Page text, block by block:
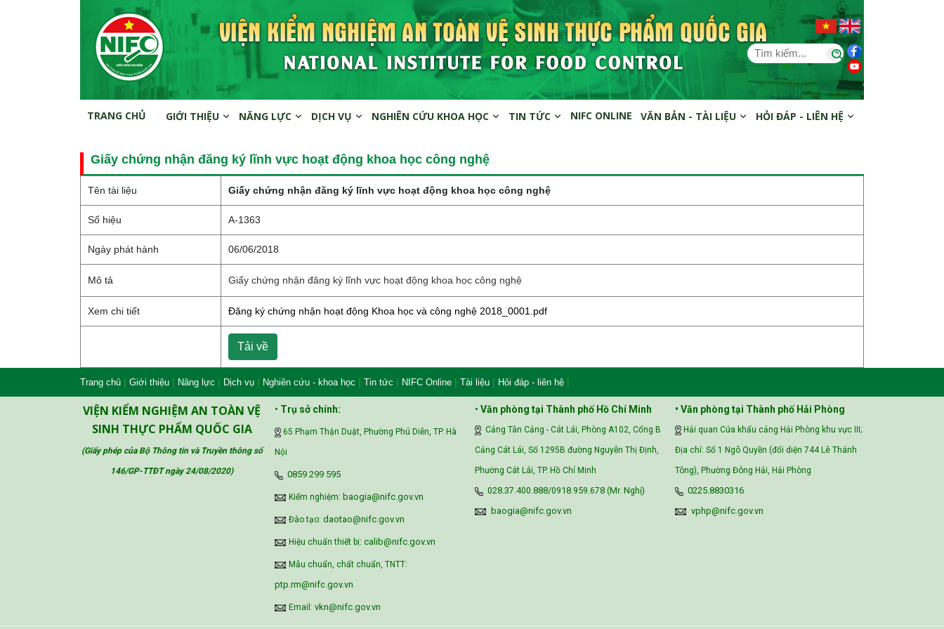
TRANG CHỦ GIỚI THIỆU NĂNG LỰC DỊCH VỤ NGHIÊN CỨU KHOA HỌC TIN TỨC NIFC ONLINE VĂN BẢN - TÀI LIỆU HỎI ĐÁP - LIÊN HỆ
Giấy chứng nhận đăng ký lĩnh vực hoạt động khoa học công nghệ
Tên tài liệu Giấy chứng nhận đăng ký lĩnh vực hoạt động khoa học công nghệ
Số hiệu A-1363
Ngày phát hành 06/06/2018
Mô tả Giấy chứng nhận đăng ký lĩnh vực hoạt động khoa học công nghệ
Xem chi tiết Đăng ký chứng nhận hoạt động Khoa học và công nghệ 2018_0001.pdf
Tải về
Trang chủ | Giới thiệu | Năng lực | Dịch vụ | Nghiên cứu - khoa học | Tin tức | NIFC Online | Tài liệu | Hỏi đáp - liên hệ |
VIỆN KIỂM NGHIỆM AN TOÀN VỆ
SINH THỰC PHẨM QUỐC GIA
(Giấy phép của Bộ Thông tin và Truyền thông số
146/GP-TTĐT ngày 24/08/2020)
• Trụ sở chính:
65 Phạm Thận Duật, Phường Phú Diễn, TP. Hà
Nội
‪0859 299 595‬
Kiểm nghiệm: baogia@nifc.gov.vn
Đào tạo: daotao@nifc.gov.vn
Hiệu chuẩn thiết bị: calib@nifc.gov.vn
Mẫu chuẩn, chất chuẩn, TNTT:
ptp.rm@nifc.gov.vn
Email: vkn@nifc.gov.vn
• Văn phòng tại Thành phố Hồ Chí Minh
Cảng Tân Cảng - Cát Lái, Phòng A102, Cổng B
Cảng Cát Lái, Số 1295B đường Nguyễn Thị Định,
Phường Cát Lái, TP. Hồ Chí Minh
028.37.400.888/0918.959.678 (Mr. Nghị)
baogia@nifc.gov.vn
• Văn phòng tại Thành phố Hải Phòng
Hải quan Cửa khẩu cảng Hải Phòng khu vực III;
Địa chỉ: Số 1 Ngô Quyền (đối diện 744 Lê Thánh
Tông), Phường Đông Hải, Hải Phòng
0225.8830316
vphp@nifc.gov.vn